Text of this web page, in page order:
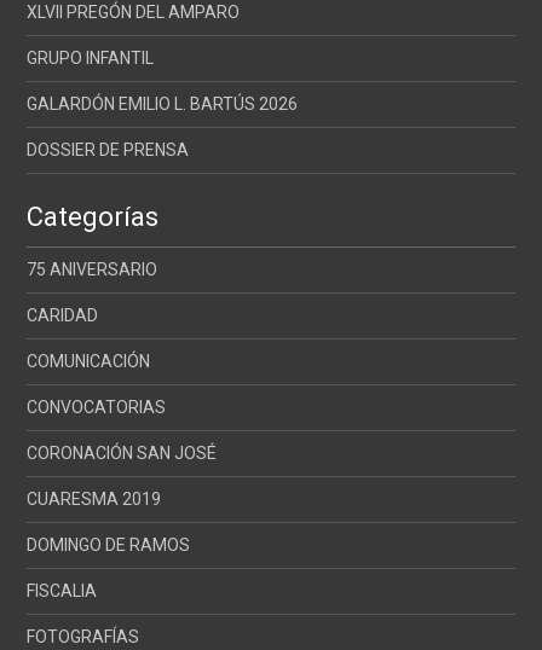
XLVII PREGÓN DEL AMPARO
GRUPO INFANTIL
GALARDÓN EMILIO L. BARTÚS 2026
DOSSIER DE PRENSA
Categorías
75 ANIVERSARIO
CARIDAD
COMUNICACIÓN
CONVOCATORIAS
CORONACIÓN SAN JOSÉ
CUARESMA 2019
DOMINGO DE RAMOS
FISCALIA
FOTOGRAFÍAS